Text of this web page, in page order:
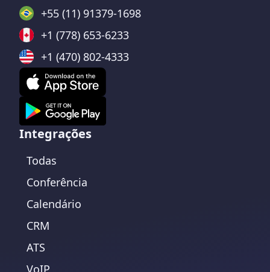
+55 (11) 91379-1698
+1 (778) 653-6233
+1 (470) 802-4333
Integrações
Todas
Conferência
Calendário
CRM
ATS
VoIP